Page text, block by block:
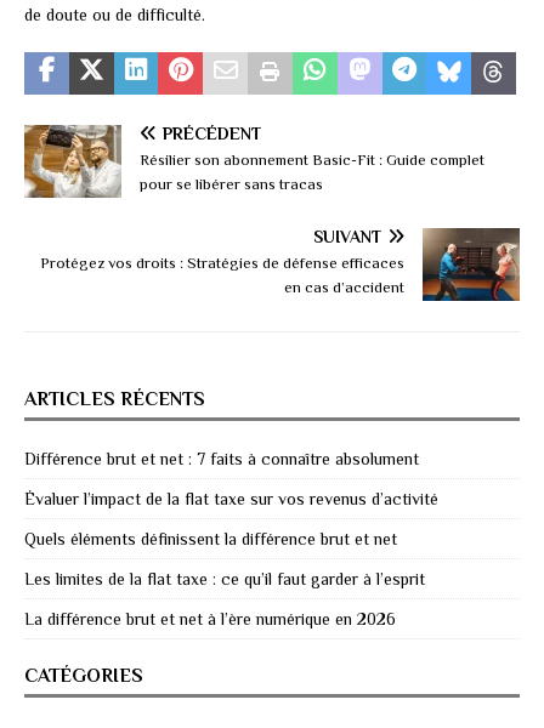
de doute ou de difficulté.
PRÉCÉDENT
Résilier son abonnement Basic-Fit : Guide complet
pour se libérer sans tracas
SUIVANT
Protégez vos droits : Stratégies de défense efficaces
en cas d’accident
ARTICLES RÉCENTS
Différence brut et net : 7 faits à connaître absolument
Évaluer l’impact de la flat taxe sur vos revenus d’activité
Quels éléments définissent la différence brut et net
Les limites de la flat taxe : ce qu’il faut garder à l’esprit
La différence brut et net à l’ère numérique en 2026
CATÉGORIES